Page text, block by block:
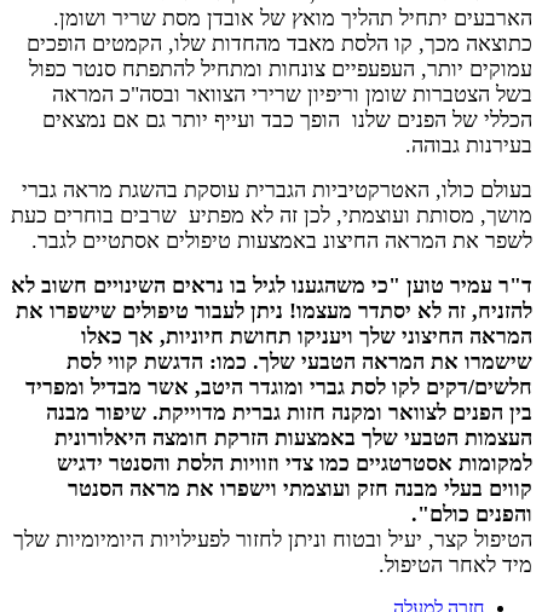
הארבעים יתחיל תהליך מואץ של אובדן מסת שריר ושומן.
כתוצאה מכך, קו הלסת מאבד מהחדות שלו, הקמטים הופכים
עמוקים יותר, העפעפיים צונחות ומתחיל להתפתח סנטר כפול
בשל הצטברות שומן וריפיון שרירי הצוואר ובסה"כ המראה
הכללי של הפנים שלנו הופך כבד ועייף יותר גם אם נמצאים
בעירנות גבוהה.
בעולם כולו, האטרקטיביות הגברית עוסקת בהשגת מראה גברי
מושך, מסותת ועוצמתי, לכן זה לא מפתיע שרבים בוחרים כעת
לשפר את המראה החיצונ באמצעות טיפולים אסתטיים לגבר.
ד"ר עמיר טוען "כי משהגענו לגיל בו נראים השינויים חשוב לא
להזניח, זה לא יסתדר מעצמו! ניתן לעבור טיפולים שישפרו את
המראה החיצוני שלך ויעניקו תחושת חיוניות, אך כאלו
שישמרו את המראה הטבעי שלך. כמו: הדגשת קווי לסת
חלשים/דקים לקו לסת גברי ומוגדר היטב, אשר מבדיל ומפריד
בין הפנים לצוואר ומקנה חזות גברית מדוייקת. שיפור מבנה
העצמות הטבעי שלך באמצעות הזרקת חומצה היאלורונית
למקומות אסטרטגיים כמו צדי וזוויות הלסת והסנטר ידגיש
קווים בעלי מבנה חזק ועוצמתי וישפרו את מראה הסנטר
והפנים כולם".
הטיפול קצר, יעיל ובטוח וניתן לחזור לפעילויות היומיומיות שלך
מיד לאחר הטיפול.
חזרה למעלה